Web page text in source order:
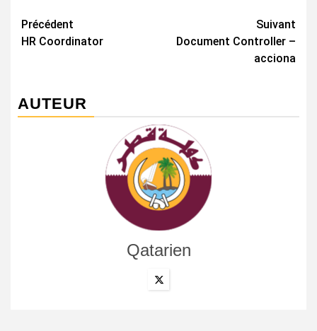
Navigation
d’article
Précédent
HR Coordinator
Suivant
Document Controller –
acciona
AUTEUR
Qatarien